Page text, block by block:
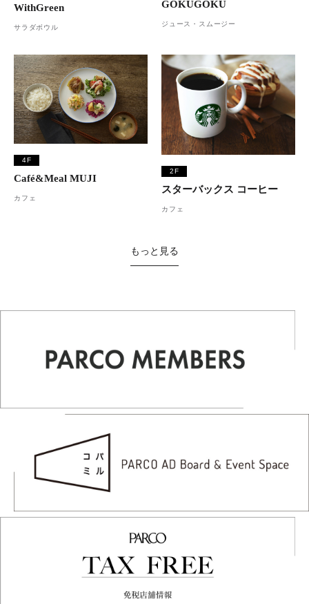
WithGreen
サラダボウル
GOKUGOKU
ジュース・スムージー
4F
Café&Meal MUJI
カフェ
2F
スターバックス コーヒー
カフェ
もっと見る